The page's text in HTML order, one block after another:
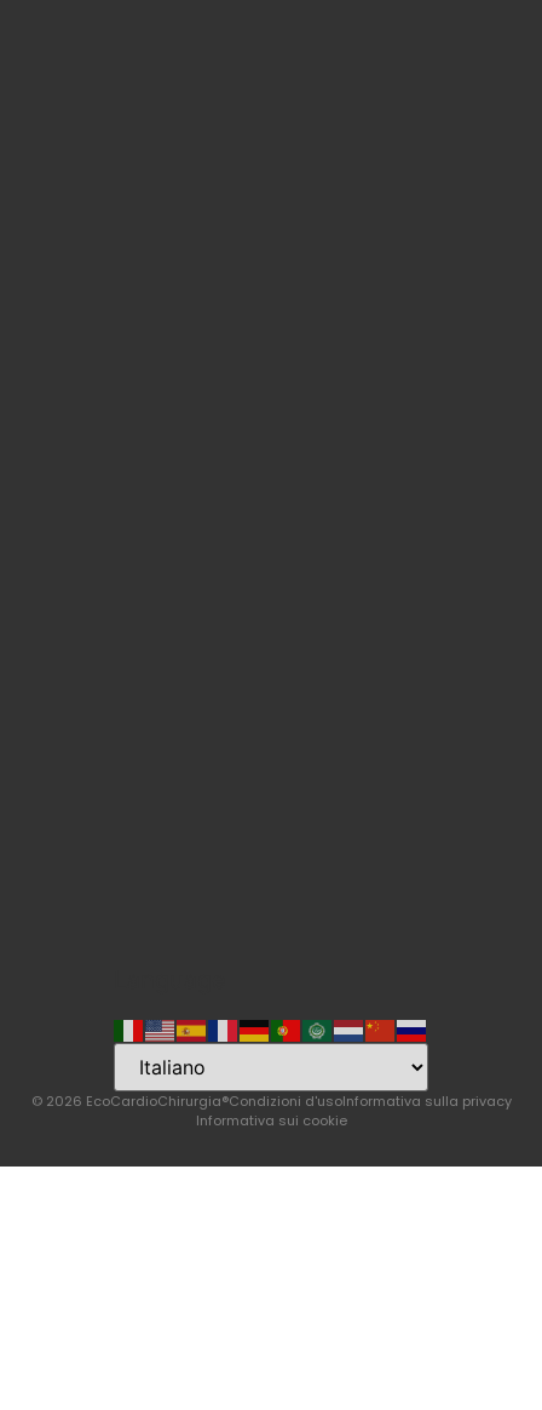
© 2026 EcoCardioChirurgia®Condizioni d'usoInformativa sulla privacy
Informativa sui cookie